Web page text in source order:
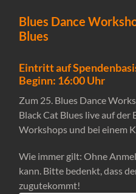
Blues Dance
Blues
Eintritt auf
Beginn: 16:00 Uhr
Zum 25. Blues Dance
Black Cat Blues live auf der
Workshops und bei einem
Wie immer gilt: Ohne
kann. Bitte bedenkt, dass
zugutekommt!